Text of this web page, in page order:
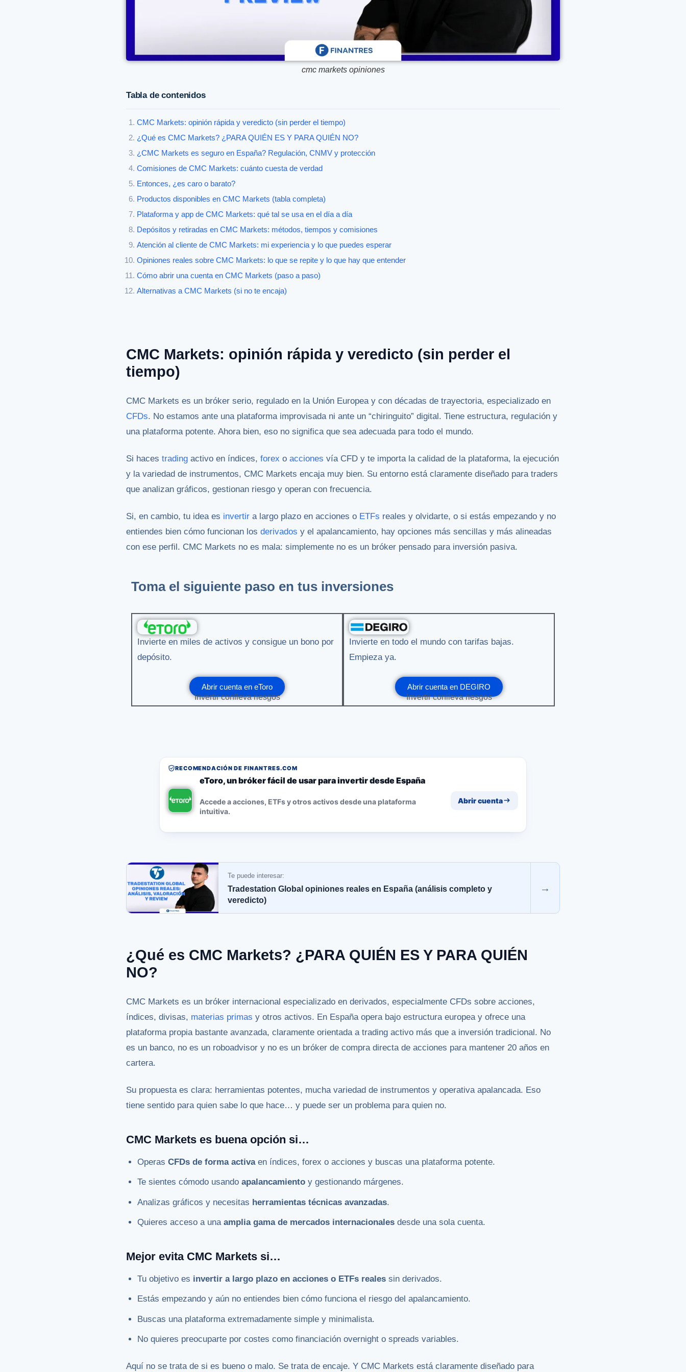
cmc markets opiniones
Tabla de contenidos
CMC Markets: opinión rápida y veredicto (sin perder el tiempo)
¿Qué es CMC Markets? ¿PARA QUIÉN ES Y PARA QUIÉN NO?
¿CMC Markets es seguro en España? Regulación, CNMV y protección
Comisiones de CMC Markets: cuánto cuesta de verdad
Entonces, ¿es caro o barato?
Productos disponibles en CMC Markets (tabla completa)
Plataforma y app de CMC Markets: qué tal se usa en el día a día
Depósitos y retiradas en CMC Markets: métodos, tiempos y comisiones
Atención al cliente de CMC Markets: mi experiencia y lo que puedes esperar
Opiniones reales sobre CMC Markets: lo que se repite y lo que hay que entender
Cómo abrir una cuenta en CMC Markets (paso a paso)
Alternativas a CMC Markets (si no te encaja)
CMC Markets: opinión rápida y veredicto (sin perder el
tiempo)
CMC Markets es un bróker serio, regulado en la Unión Europea y con décadas de trayectoria, especializado en
CFDs. No estamos ante una plataforma improvisada ni ante un “chiringuito” digital. Tiene estructura, regulación y
una plataforma potente. Ahora bien, eso no significa que sea adecuada para todo el mundo.
Si haces trading activo en índices, forex o acciones vía CFD y te importa la calidad de la plataforma, la ejecución
y la variedad de instrumentos, CMC Markets encaja muy bien. Su entorno está claramente diseñado para traders
que analizan gráficos, gestionan riesgo y operan con frecuencia.
Si, en cambio, tu idea es invertir a largo plazo en acciones o ETFs reales y olvidarte, o si estás empezando y no
entiendes bien cómo funcionan los derivados y el apalancamiento, hay opciones más sencillas y más alineadas
con ese perfil. CMC Markets no es mala: simplemente no es un bróker pensado para inversión pasiva.
Toma el siguiente paso en tus inversiones
Invierte en miles de activos y consigue un bono por
depósito.
Abrir cuenta en eToro
Invertir conlleva riesgos
Invierte en todo el mundo con tarifas bajas.
Empieza ya.
Abrir cuenta en DEGIRO
Invertir conlleva riesgos
RECOMENDACIÓN DE FINANTRES.COM
eToro, un bróker fácil de usar para invertir desde España
Accede a acciones, ETFs y otros activos desde una plataforma
intuitiva.
Abrir cuenta
Te puede interesar:
Tradestation Global opiniones reales en España (análisis completo y
veredicto)
→
¿Qué es CMC Markets? ¿PARA QUIÉN ES Y PARA QUIÉN
NO?
CMC Markets es un bróker internacional especializado en derivados, especialmente CFDs sobre acciones,
índices, divisas, materias primas y otros activos. En España opera bajo estructura europea y ofrece una
plataforma propia bastante avanzada, claramente orientada a trading activo más que a inversión tradicional. No
es un banco, no es un roboadvisor y no es un bróker de compra directa de acciones para mantener 20 años en
cartera.
Su propuesta es clara: herramientas potentes, mucha variedad de instrumentos y operativa apalancada. Eso
tiene sentido para quien sabe lo que hace… y puede ser un problema para quien no.
CMC Markets es buena opción si…
OperasCFDs de forma activaen índices, forex o acciones y buscas una plataforma potente.
Te sientes cómodo usandoapalancamiento y gestionando márgenes.
Analizas gráficos y necesitas herramientas técnicas avanzadas.
Quieres acceso a unaamplia gama de mercados internacionales desde una sola cuenta.
Mejor evita CMC Markets si…
Tu objetivo es invertir a largo plazo en acciones o ETFs reales sin derivados.
Estás empezando y aún no entiendes bien cómo funciona el riesgo del apalancamiento.
Buscas una plataforma extremadamente simple y minimalista.
No quieres preocuparte por costes como financiación overnight o spreads variables.
Aquí no se trata de si es bueno o malo. Se trata de encaje. Y CMC Markets está claramente diseñado para